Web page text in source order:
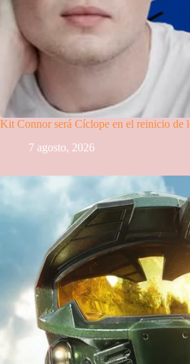
Kit Connor será Cíclope en el reinicio de
7 agosto, 2026